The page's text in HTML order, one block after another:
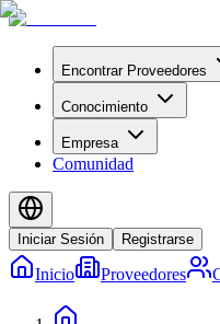
Encontrar Proveedores
Conocimiento
Empresa
Comunidad
Iniciar Sesión Registrarse
Inicio Proveedores